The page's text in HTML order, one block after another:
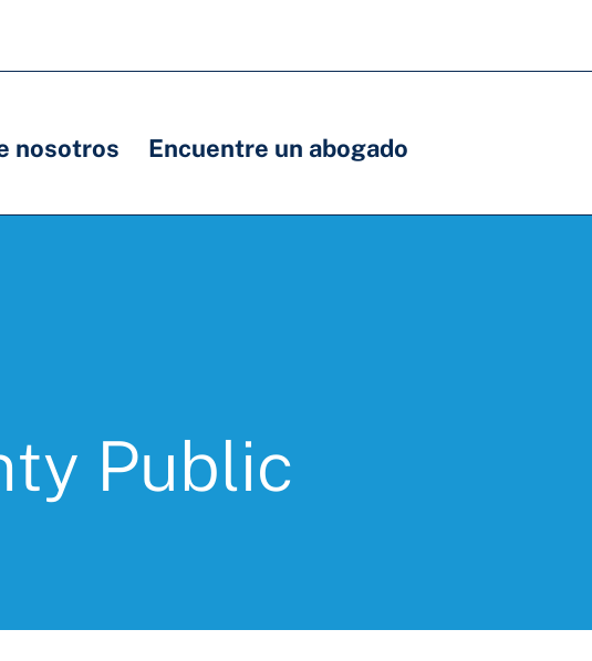
nosotros Encuentre un abogado
Public